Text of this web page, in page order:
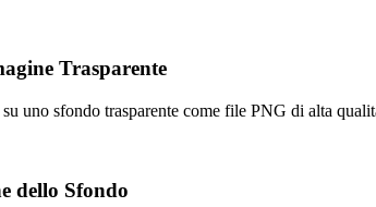
Trasparente
uno sfondo trasparente come file PNG di alta
dello Sfondo